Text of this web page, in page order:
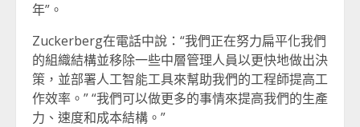
年”。
Zuckerberg在電話中說：“我們正在努力扁平化我們
的組織結構並移除一些中層管理人員以更快地做出決
策，並部署人工智能工具來幫助我們的工程師提高工
作效率。” “我們可以做更多的事情來提高我們的生產
力、速度和成本結構。”